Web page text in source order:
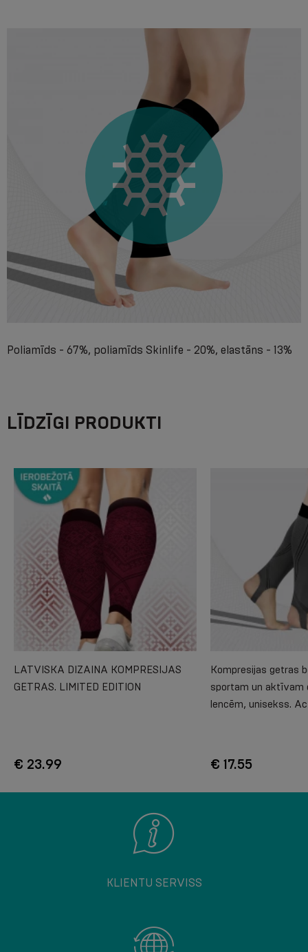
Poliamīds - 67%, poliamīds Skinlife - 20%, elastāns - 13%
LĪDZĪGI PRODUKTI
LATVISKA DIZAINA KOMPRESIJAS
GETRAS. LIMITED EDITION
€ 23.99
Kompresijas getras
sportam un aktīvam
lencēm, unisekss.
€ 17.55
KLIENTU SERVISS